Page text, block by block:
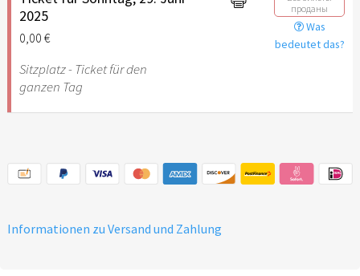
2025
0,00 €
проданы
Was
bedeutet das?
Sitzplatz - Ticket für den
ganzen Tag
Informationen zu Versand und Zahlung